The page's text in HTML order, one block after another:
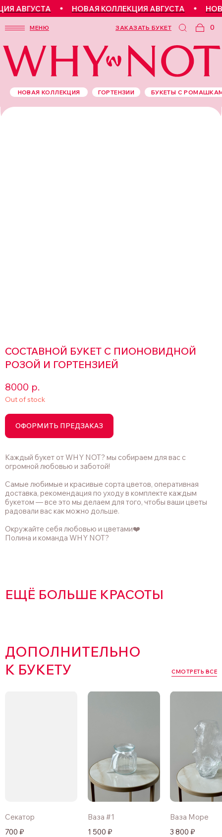
АВГУСТА НОВАЯ КОЛЛЕКЦИЯ АВГУСТА
МЕНЮ 0
ЗАКАЗАТЬ БУКЕТ
БУКЕТЫ С
НОВАЯ КОЛЛЕКЦИЯ ГОРТЕНЗИИ
СОСТАВНОЙ БУКЕТ С ПИОНОВИДНОЙ
РОЗОЙ И ГОРТЕНЗИЕЙ
8000 р.
Out of stock
ОФОРМИТЬ ПРЕДЗАКАЗ
Каждый букет от WHY NOT? мы собираем для вас с
огромной любовью и заботой!
Самые любимые и красивые сорта цветов, оперативная
доставка, рекомендация по уходу в комплекте каждым
букетом — все это мы делаем для того, чтобы ваши цветы
радовали вас как можно дольше.
Окружайте себя любовью и цветами❤️
Полина и команда WHY NOT?
ЕЩЁ БОЛЬШЕ КРАСОТЫ
ДОПОЛНИТЕЛЬНО
К БУКЕТУ
СМОТРЕТЬ ВСЕ
1 500 ₽
Ваза #1
3 800 ₽
Ваза Море
700 ₽
Секатор